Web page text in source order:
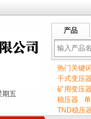
期五
产品
输热门关键
干式变压
矿用变压
稳压器
TND稳压